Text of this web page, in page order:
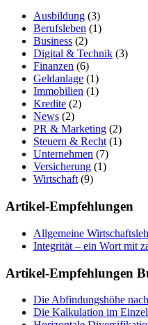
Ausbildung (3)
Berufsleben (1)
Business (2)
Digital & Technik (3)
Finanzen (6)
Geldanlage (1)
Immobilien (1)
Kredite (2)
News (2)
PR & Marketing (2)
Steuern & Recht(1)
Unternehmen (7)
Versicherung (1)
Wirtschaft(9)
Artikel-Empfehlungen
Allgemeine
Integrität – ein Wort mit
Artikel-Empfehlungen
Die Abfindungshöhe
Die Kalkulation im